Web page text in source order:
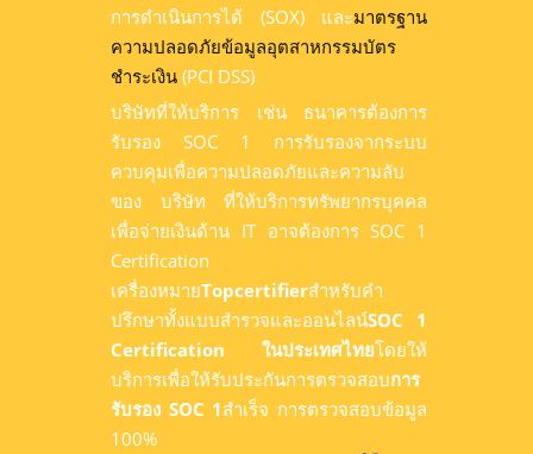
การดำเนินการได้ (SOX) และมาตรฐาน
ความปลอดภัยข้อมูลอุตสาหกรรมบัตร
ชำระเงิน (PCI DSS)
บริษัทที่ให้บริการ เช่น ธนาคารต้องการ
รับรอง SOC 1 การรับรองจากระบบ
ควบคุมเพื่อความปลอดภัยและความลับ
ของ บริษัท ที่ให้บริการทรัพยากรบุคคล
เพื่อจ่ายเงินด้าน IT อาจต้องการ SOC 1
Certification
เครื่องหมายTopcertifierสำหรับคำ
ปรึกษาทั้งแบบสำรวจและออนไลน์SOC 1
Certification ในประเทศไทยโดยให้
บริการเพื่อให้รับประกันการตรวจสอบการ
รับรอง SOC 1สำเร็จ การตรวจสอบข้อมูล
100%